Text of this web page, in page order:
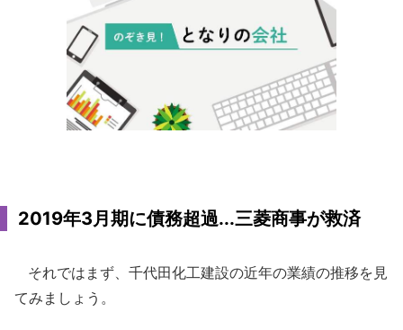
2019年3月期に債務超過...三菱商事が救済
それではまず、千代田化工建設の近年の業績の推移を見
てみましょう。